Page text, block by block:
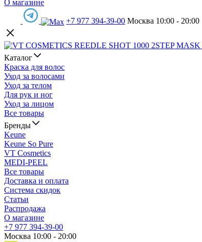
О магазине
+7 977 394-39-00 Москва 10:00 - 20:00
Каталог
Краска для волос
Уход за волосами
Уход за телом
Для рук и ног
Уход за лицом
Все товары
Бренды
Keune
Keune So Pure
VT Cosmetics
MEDI-PEEL
Все товары
Доставка и оплата
Система скидок
Статьи
Распродажа
О магазине
+7 977 394-39-00
Москва 10:00 - 20:00